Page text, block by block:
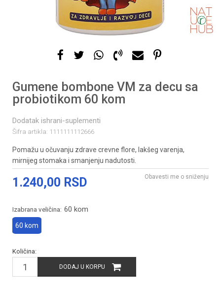
Gumene bombone VM za decu sa
probiotikom 60 kom
Dodatak ishrani-suplementi
Šifra artikla: 1111111112666
Pomažu u očuvanju zdrave crevne flore, lakšeg varenja,
mirnijeg stomaka i smanjenju nadutosti.
1.240,00 RSD Obavesti me o sniženju
Izabrana veličina: 60 kom
60 kom
Količina:
DODAJ U KORPU